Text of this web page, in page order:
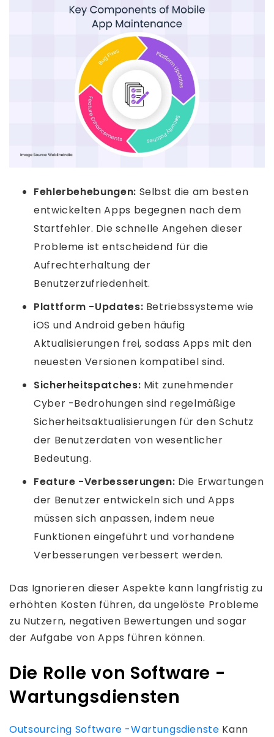
Fehlerbehebungen: Selbst die am besten
entwickelten Apps begegnen nach dem
Startfehler. Die schnelle Angehen dieser
Probleme ist entscheidend für die
Aufrechterhaltung der
Benutzerzufriedenheit.
Plattform -Updates: Betriebssysteme wie
iOS und Android geben häufig
Aktualisierungen frei, sodass Apps mit den
neuesten Versionen kompatibel sind.
Sicherheitspatches: Mit zunehmender
Cyber ​​-Bedrohungen sind regelmäßige
Sicherheitsaktualisierungen für den Schutz
der Benutzerdaten von wesentlicher
Bedeutung.
Feature -Verbesserungen: Die Erwartungen
der Benutzer entwickeln sich und Apps
müssen sich anpassen, indem neue
Funktionen eingeführt und vorhandene
Verbesserungen verbessert werden.
Das Ignorieren dieser Aspekte kann langfristig zu
erhöhten Kosten führen, da ungelöste Probleme
zu Nutzern, negativen Bewertungen und sogar
der Aufgabe von Apps führen können.
Die Rolle von Software -
Wartungsdiensten
Outsourcing Software -Wartungsdienste Kann